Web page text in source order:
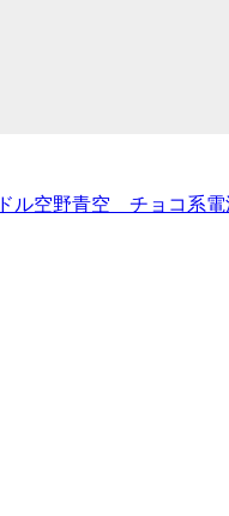
ル空野青空 チョコ系電